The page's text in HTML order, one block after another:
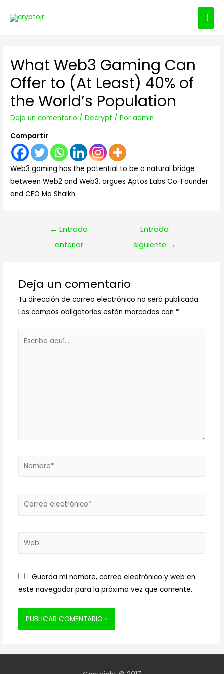
What Web3 Gaming Can
Offer to (At Least) 40% of
the World’s Population
Deja un comentario /Decrypt / Poradmin
Compartir
Web3 gaming has the potential to be a natural bridge
between Web2 and Web3, argues Aptos Labs Co-Founder
and CEO Mo Shaikh.
Navegación
← Entrada
anterior
Entrada
siguiente →
Deja un comentario
Tu dirección de correo electrónico no será publicada.
Los campos obligatorios están marcados con *
Nombre*
Correo
Web
Guarda mi nombre, correo electrónico y web en
este navegador para la próxima vez que comente.